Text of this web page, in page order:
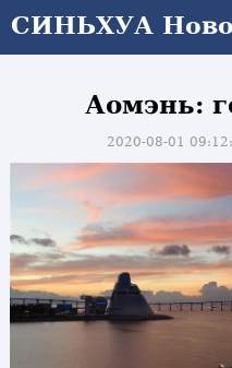
СИНЬХУА
Аомэнь:
2020-08-01